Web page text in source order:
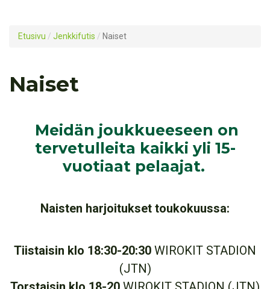
Etusivu / Jenkkifutis / Naiset
Naiset
Meidän joukkueeseen on
tervetulleita kaikki yli 15-
vuotiaat pelaajat.
Naisten harjoitukset toukokuussa:
Tiistaisin klo 18:30-20:30 WIROKIT STADION
(JTN)